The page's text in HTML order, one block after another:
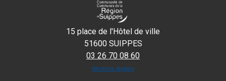
15 place de l'Hôtel de ville
51600 SUIPPES
03 26 70 08 60
Mentions légales